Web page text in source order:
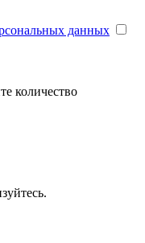
данных
количество